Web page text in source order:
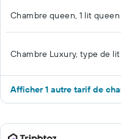
Chambre queen, 1 lit queen
Chambre Luxury, type de
Afficher 1 autre tarif de